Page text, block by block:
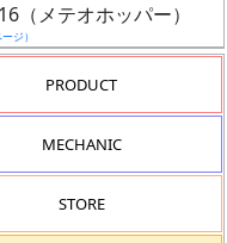
（メテオホッパー）
ジ）
PRODUCT
MECHANIC
STORE